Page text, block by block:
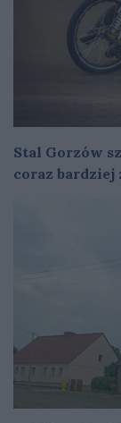
Stal Gorzów
coraz bardziej